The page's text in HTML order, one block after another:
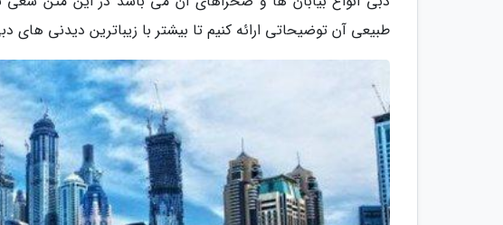
طبیعی آن توضیحاتی ارائه کنیم تا بیشتر با زیباترین دیدنی های